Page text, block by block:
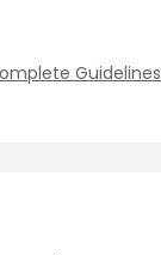
Guidelines